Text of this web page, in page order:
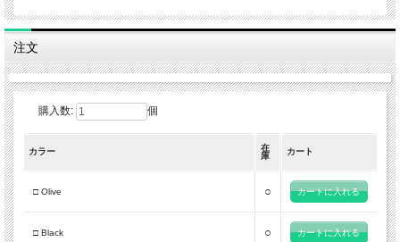
イドポケットには水筒やポールなどの長さのあるアイテムが収納可能です。
外側のループ付きウェビングはカスタマイズが可能で、2つの伸縮性サイドポケッ
トは様々な収納に対応し、小さなトップポケットはサングラスや地図を収納できま
- 通気性に優れた背面メッシュフォーム
- 背負い心地を保証するワイヤーフレーム
- コンパクト・ショートフィットに設計されています。
注文
購入数: 個
カラー
在
庫
カート
□ Olive ○
□ Black ○